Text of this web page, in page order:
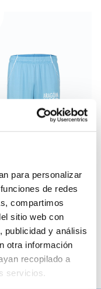
para personalizar
de redes
compartimos
sitio web con
publicidad y análisis
otra información
recopilado a
servicios.
HOME 25-26 NIÑO
39,99 €